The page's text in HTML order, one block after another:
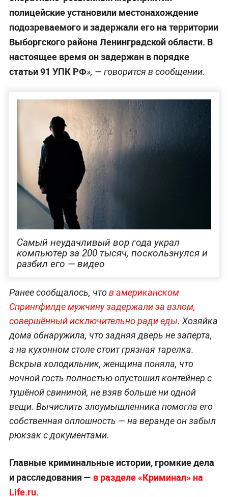
полицейские установили местонахождение
подозреваемого и задержали его на территории
Выборгского района Ленинградской области. В
настоящее время он задержан в порядке
статьи 91 УПК РФ», — говорится в сообщении.
Самый неудачливый вор года украл
компьютер за 200 тысяч, поскользнулся и
разбил его — видео
Ранее сообщалось, чтов американском
Спрингфилде мужчину задержали за взлом,
совершённый исключительно ради еды. Хозяйка
дома обнаружила, что задняя дверь не заперта,
а на кухонном столе стоит грязная тарелка.
Вскрыв холодильник, женщина поняла, что
ночной гость полностью опустошил контейнер с
тушёной свининой, не взяв больше ни одной
вещи. Вычислить злоумышленника помогла его
собственная оплошность — на веранде он забыл
рюкзак с документами.
Главные криминальные истории, громкие дела
и расследования — в разделе «Криминал» на
Life.ru.